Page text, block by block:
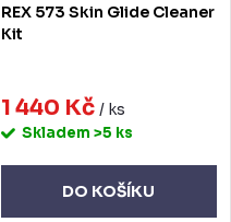
REX 573 Skin Glide Cleaner
Kit
1 440 Kč / ks
Skladem >5 ks
DO KOŠÍKU